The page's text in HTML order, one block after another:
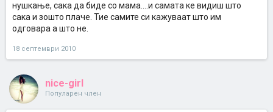
нушкање, сака да биде со мама....и самата ке видиш што
сака и зошто плаче. Тие самите си кажуваат што им
одговара а што не.
18 септември 2010
nice-girl
Популарен член